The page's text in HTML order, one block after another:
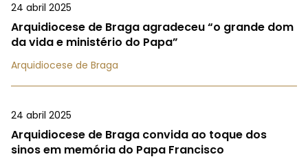
24 abril 2025
Arquidiocese de Braga agradeceu “o grande dom
da vida e ministério do Papa”
Arquidiocese de Braga
24 abril 2025
Arquidiocese de Braga convida ao toque dos
sinos em memória do Papa Francisco